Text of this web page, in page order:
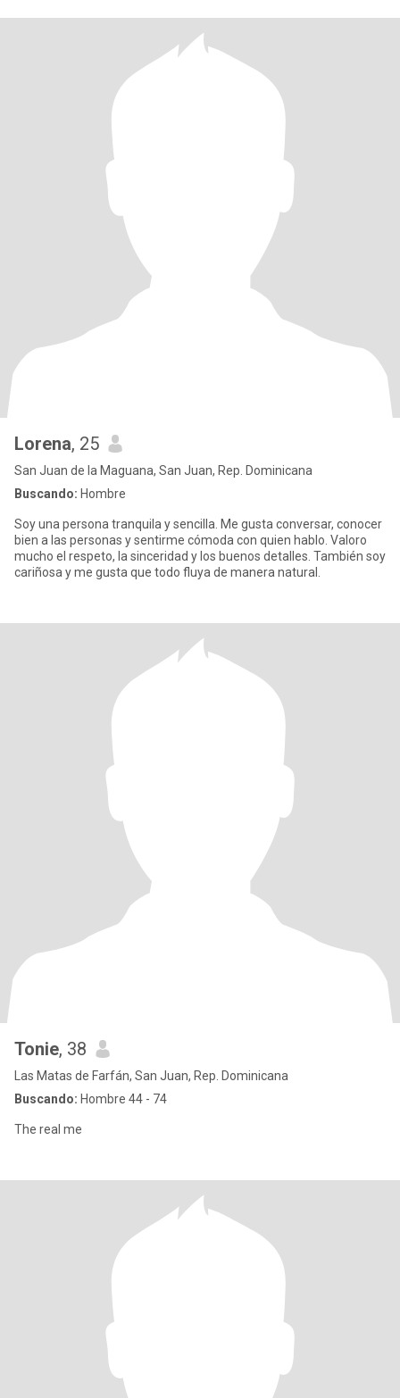
Lorena, 25
San Juan de la Maguana, San Juan, Rep. Dominicana
Buscando: Hombre
Soy una persona tranquila y sencilla. Me gusta conversar, conocer
bien a las personas y sentirme cómoda con quien hablo. Valoro
mucho el respeto, la sinceridad y los buenos detalles. También soy
cariñosa y me gusta que todo fluya de manera natural.
Tonie, 38
Las Matas de Farfán, San Juan, Rep. Dominicana
Buscando: Hombre 44 - 74
The real me